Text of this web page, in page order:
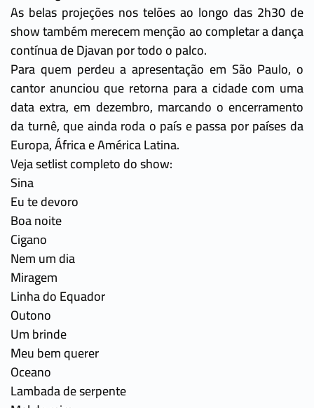
As belas projeções nos telões ao longo das 2h30 de
show também merecem menção ao completar a dança
contínua de Djavan por todo o palco.
Para quem perdeu a apresentação em São Paulo, o
cantor anunciou que retorna para a cidade com uma
data extra, em dezembro, marcando o encerramento
da turnê, que ainda roda o país e passa por países da
Europa, África e América Latina.
Veja setlist completo do show:
Sina
Eu te devoro
Boa noite
Cigano
Nem um dia
Miragem
Linha do Equador
Outono
Um brinde
Meu bem querer
Oceano
Lambada de serpente